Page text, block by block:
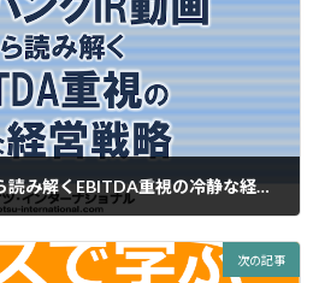
ソフトバンクIR動画から読み解くEBITDA重視の冷静な経営戦略
次の記事